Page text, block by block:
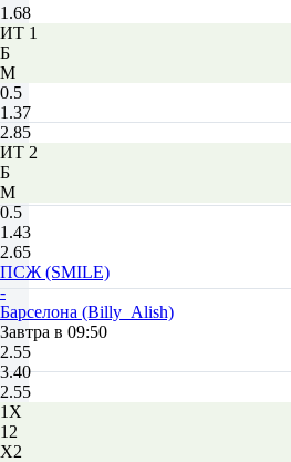
1.68
ИТ 1
Б
М
0.5
1.37
2.85
ИТ 2
Б
М
0.5
1.43
2.65
ПСЖ (SMILE)
-
Барселона (Billy_Alish)
Завтра в 09:50
2.55
3.40
2.55
1X
12
X2